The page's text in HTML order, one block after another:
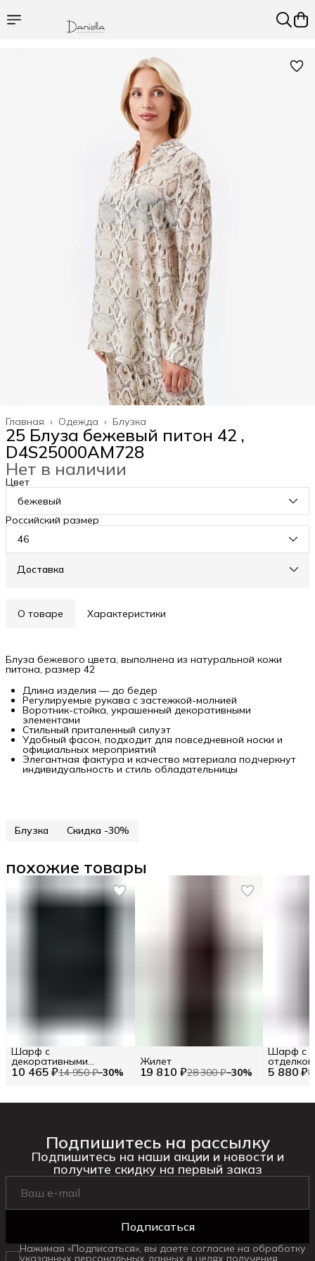
Блузка
Одежда ›
Главная ›
25 Блуза бежевый питон 42 ,
D4S25000AM728
Нет в наличии
Цвет
бежевый
Российский размер
46
Доставка
О товаре Характеристики
Блуза бежевого цвета, выполнена из натуральной кожи
питона, размер 42
Длина изделия — до бедер
Регулируемые рукава с застежкой-молнией
Воротник-стойка, украшенный декоративными
элементами
Стильный приталенный силуэт
Удобный фасон, подходит для повседневной носки и
официальных мероприятий
Элегантная фактура и качество материала подчеркнут
индивидуальность и стиль обладательницы
Блузка Скидка -30%
похожие товары
10 465 ₽14 950 ₽−30%
Шарф с
декоративными
элементами TWINSET 19 810 ₽28 300 ₽−30%
Жилет
5 880 ₽
Шарф с
Подпишитесь на рассылку
Подпишитесь на наши акции и новости и
получите скидку на первый заказ
Подписаться
Нажимая «Подписаться», вы даете согласие на обработку
указанных персональных данных в целях получения